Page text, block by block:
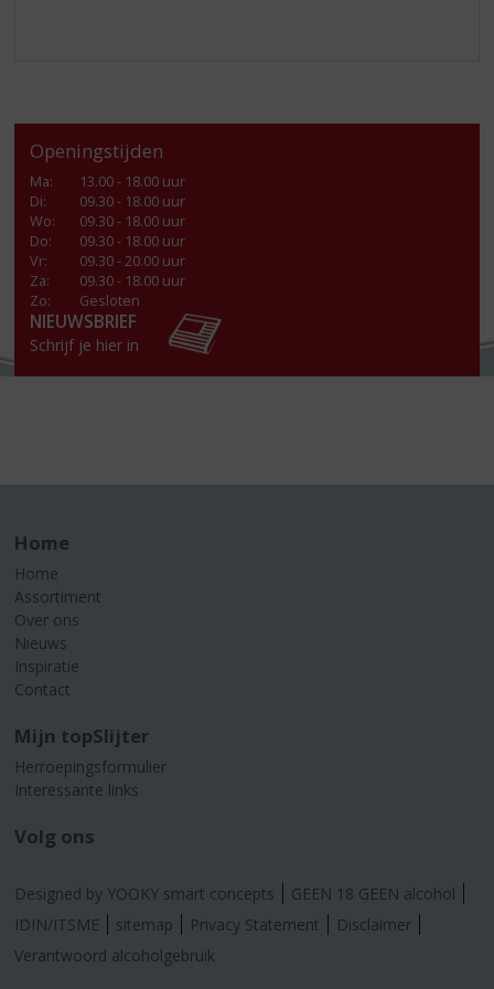
Openingstijden
Ma:
13.00 - 18.00 uur
Di:
09.30 - 18.00 uur
Wo:
09.30 - 18.00 uur
Do:
09.30 - 18.00 uur
Vr:
09.30 - 20.00 uur
Za:
09.30 - 18.00 uur
Zo:
Gesloten
NIEUWSBRIEF
Schrijf je hier in
Home
Home
Assortiment
Over ons
Nieuws
Inspiratie
Contact
Mijn topSlijter
Herroepingsformulier
Interessante links
Volg ons
Designed by YOOKY smart concepts
GEEN 18 GEEN alcohol
IDIN/ITSME
sitemap Privacy Statement
Disclaimer
Verantwoord alcoholgebruik